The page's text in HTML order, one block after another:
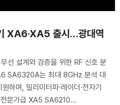
XA6·XA5 출시…광대역
선 설계와 검증을 위한 RF 신호 분
SA6320A는 최대 8GHz 분석 대
하며, 밀리미터파·레이더·전자기
문가급 XA5 SA6210...